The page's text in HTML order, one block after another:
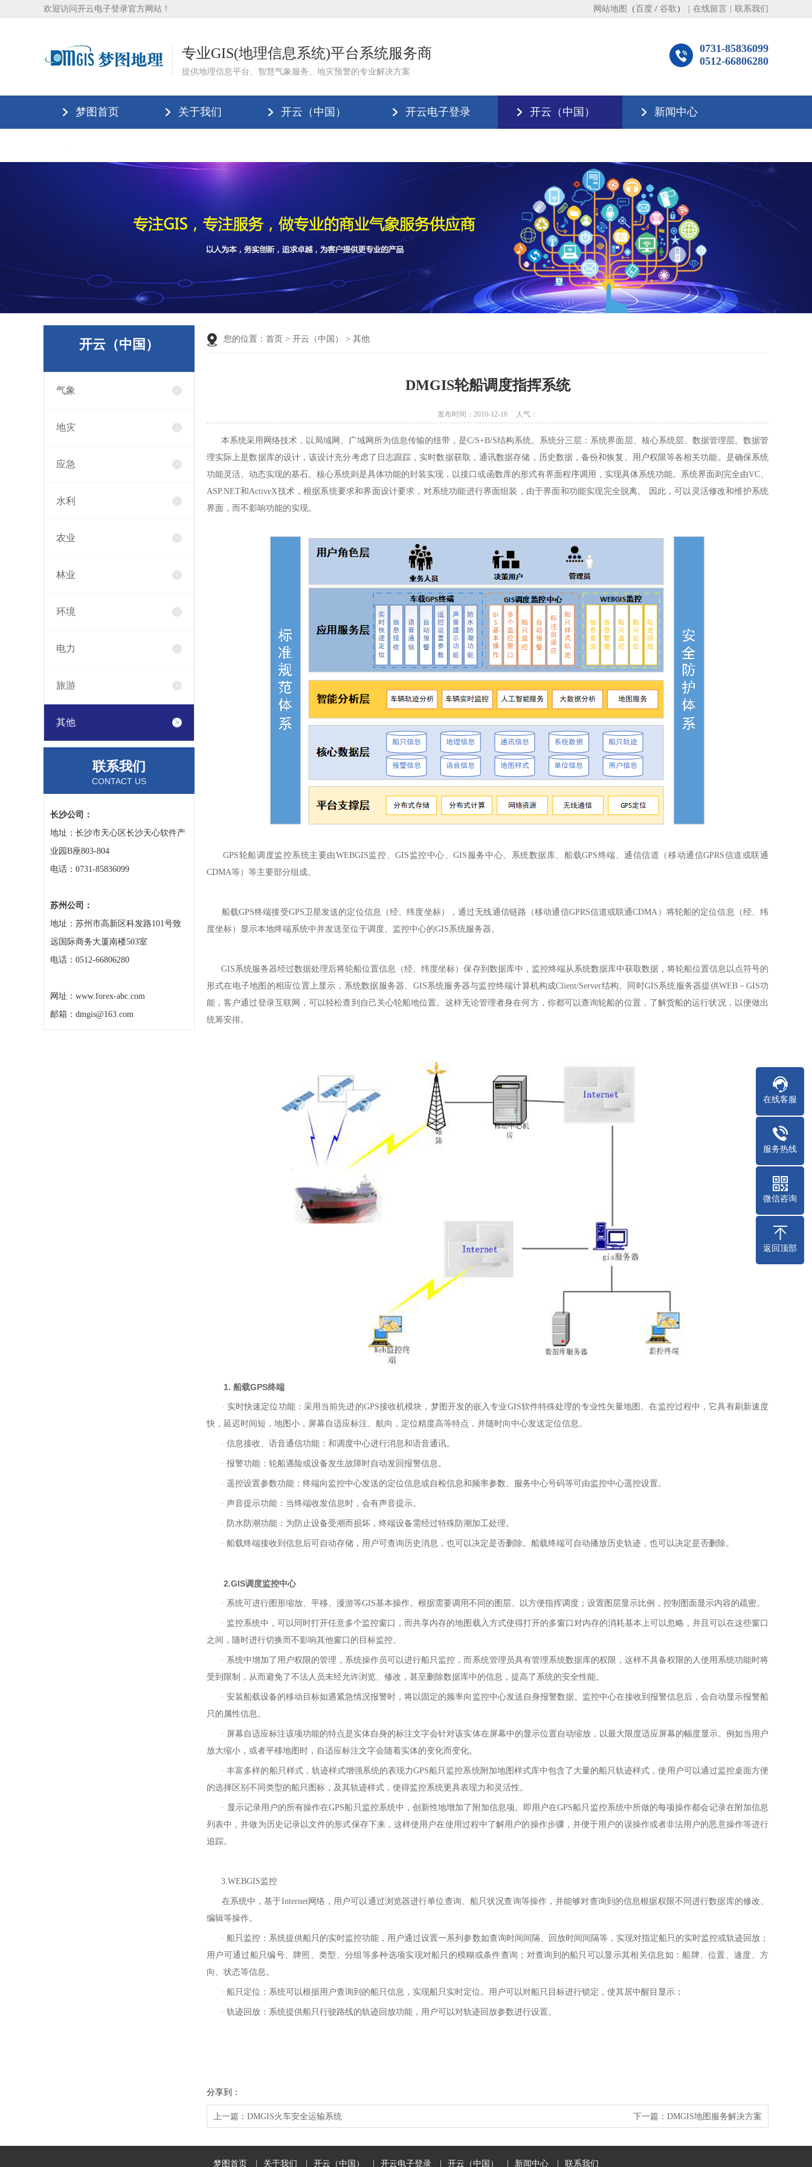
欢迎访问开云电子登录官方网站！ 网站地图 （ 百度 / 谷歌 ） 在线留言 联系我们
专业GIS(地理信息系统)平台系统服务商
提供地理信息平台、智慧气象服务、地灾预警的专业解决方案
0731-85836099
0512-66806280
梦图首页 关于我们 开云（中国） 开云电子登录 开云（中国） 新闻中心
开云（中国）
气象
地灾
应急
水利
农业
林业
环境
电力
旅游
其他
联系我们
CONTACT US
长沙公司：
地址：长沙市天心区长沙天心软件产
业园B座803-804
电话：0731-85836099
苏州公司：
地址：苏州市高新区科发路101号致
远国际商务大厦南楼503室
电话：0512-66806280
网址：www.forex-abc.com
邮箱：dmgis@163.com
您的位置： 首页 > 开云（中国） > 其他
DMGIS轮船调度指挥系统
发布时间：2010-12-16 人气：
本系统采用网络技术，以局域网、广域网所为信息传输的纽带，是C/S+B/S结构系统。系统分三层：系统界面层、核心系统层、数据管理层。数据管
理实际上是数据库的设计，该设计充分考虑了日志跟踪，实时数据获取，通讯数据存储，历史数据，备份和恢复、用户权限等各相关功能。是确保系统
功能灵活、动态实现的基石。核心系统则是具体功能的封装实现，以接口或函数库的形式有界面程序调用，实现具体系统功能。系统界面则完全由VC、
ASP.NET和ActiveX技术，根据系统要求和界面设计要求，对系统功能进行界面组装，由于界面和功能实现完全脱离。 因此，可以灵活修改和维护系统
界面，而不影响功能的实现。
GPS轮船调度监控系统主要由WEBGIS监控、GIS监控中心、GIS服务中心、系统数据库、船载GPS终端、通信信道（移动通信GPRS信道或联通
CDMA等）等主要部分组成。
船载GPS终端接受GPS卫星发送的定位信息（经、纬度坐标），通过无线通信链路（移动通信GPRS信道或联通CDMA）将轮船的定位信息（经、纬
度坐标）显示本地终端系统中并发送至位于调度、监控中心的GIS系统服务器。
GIS系统服务器经过数据处理后将轮船位置信息（经、纬度坐标）保存到数据库中，监控终端从系统数据库中获取数据，将轮船位置信息以点符号的
形式在电子地图的相应位置上显示，系统数据服务器、GIS系统服务器与监控终端计算机构成Client/Server结构。
同时GIS系统服务器提供WEB－GIS功
能，客户通过登录互联网，可以轻松查到自己关心轮船地位置。这样无论管理者身在何方，你都可以查询轮船的位置，了解货船的运行状况，以便做出
统筹安排。
1. 船载GPS终端
· 实时快速定位功能：采用当前先进的GPS接收机模块，梦图开发的嵌入专业GIS软件特殊处理的专业性矢量地图。在监控过程中，它具有刷新速度
快，延迟时间短，地图小，屏幕自适应标注、航向，定位精度高等特点，并随时向中心发送定位信息。
· 信息接收、语音通信功能：和调度中心进行消息和语音通讯。
· 报警功能：轮船遇险或设备发生故障时自动发回报警信息。
· 遥控设置参数功能：终端向监控中心发送的定位信息或自检信息和频率参数、服务中心号码等可由监控中心遥控设置。
· 声音提示功能：当终端收发信息时，会有声音提示。
· 防水防潮功能：为防止设备受潮而损坏，终端设备需经过特殊防潮加工处理。
· 船载终端接收到信息后可自动存储，用户可查询历史消息，也可以决定是否删除。船载终端可自动播放历史轨迹，也可以决定是否删除。
2.GIS调度监控中心
· 系统可进行图形缩放、平移、漫游等GIS基本操作。根据需要调用不同的图层、以方便指挥调度；设置图层显示比例，控制图面显示内容的疏密。
· 监控系统中，可以同时打开任意多个监控窗口，而共享内存的地图载入方式使得打开的多窗口对内存的消耗基本上可以忽略，并且可以在这些窗口
之间，随时进行切换而不影响其他窗口的目标监控。
· 系统中增加了用户权限的管理，系统操作员可以进行船只监控，而系统管理员具有管理系统数据库的权限，这样不具备权限的人使用系统功能时将
受到限制，从而避免了不法人员未经允许浏览、修改，甚至删除数据库中的信息，提高了系统的安全性能。
· 安装船载设备的移动目标如遇紧急情况报警时，将以固定的频率向监控中心发送自身报警数据。监控中心在接收到报警信息后，会自动显示报警船
只的属性信息。
· 屏幕自适应标注该项功能的特点是实体自身的标注文字会针对该实体在屏幕中的显示位置自动缩放，以最大限度适应屏幕的幅度显示。例如当用户
放大缩小，或者平移地图时，自适应标注文字会随着实体的变化而变化。
· 丰富多样的船只样式，轨迹样式增强系统的表现力GPS船只监控系统附加地图样式库中包含了大量的船只轨迹样式，使用户可以通过监控桌面方便
的选择区别不同类型的船只图标，及其轨迹样式，使得监控系统更具表现力和灵活性。
· 显示记录用户的所有操作在GPS船只监控系统中，创新性地增加了附加信息项。即用户在GPS船只监控系统中所做的每项操作都会记录在附加信息
列表中，并做为历史记录以文件的形式保存下来，这样使用户在使用过程中了解用户的操作步骤，并便于用户的误操作或者非法用户的恶意操作等进行
追踪。
3.WEBGIS监控
在系统中，基于Internet网络，用户可以通过浏览器进行单位查询、船只状况查询等操作，并能够对查询到的信息根据权限不同进行数据库的修改、
编辑等操作。
· 船只监控：系统提供船只的实时监控功能，用户通过设置一系列参数如查询时间间隔、回放时间间隔等，实现对指定船只的实时监控或轨迹回放；
用户可通过船只编号、牌照、类型、分组等多种选项实现对船只的模糊或条件查询；对查询到的船只可以显示其相关信息如：船牌、位置、速度、方
向、状态等信息。
· 船只定位：系统可以根据用户查询到的船只信息，实现船只实时定位。用户可以对船只目标进行锁定，使其居中醒目显示；
· 轨迹回放：系统提供船只行驶路线的轨迹回放功能，用户可以对轨迹回放参数进行设置。
分享到：
上一篇： DMGIS火车安全运输系统 下一篇： DMGIS地图服务解决方案
梦图首页 关于我们 开云（中国） 开云电子登录 开云（中国） 新闻中心 联系我们
在线客服
服务热线
微信咨询
返回顶部